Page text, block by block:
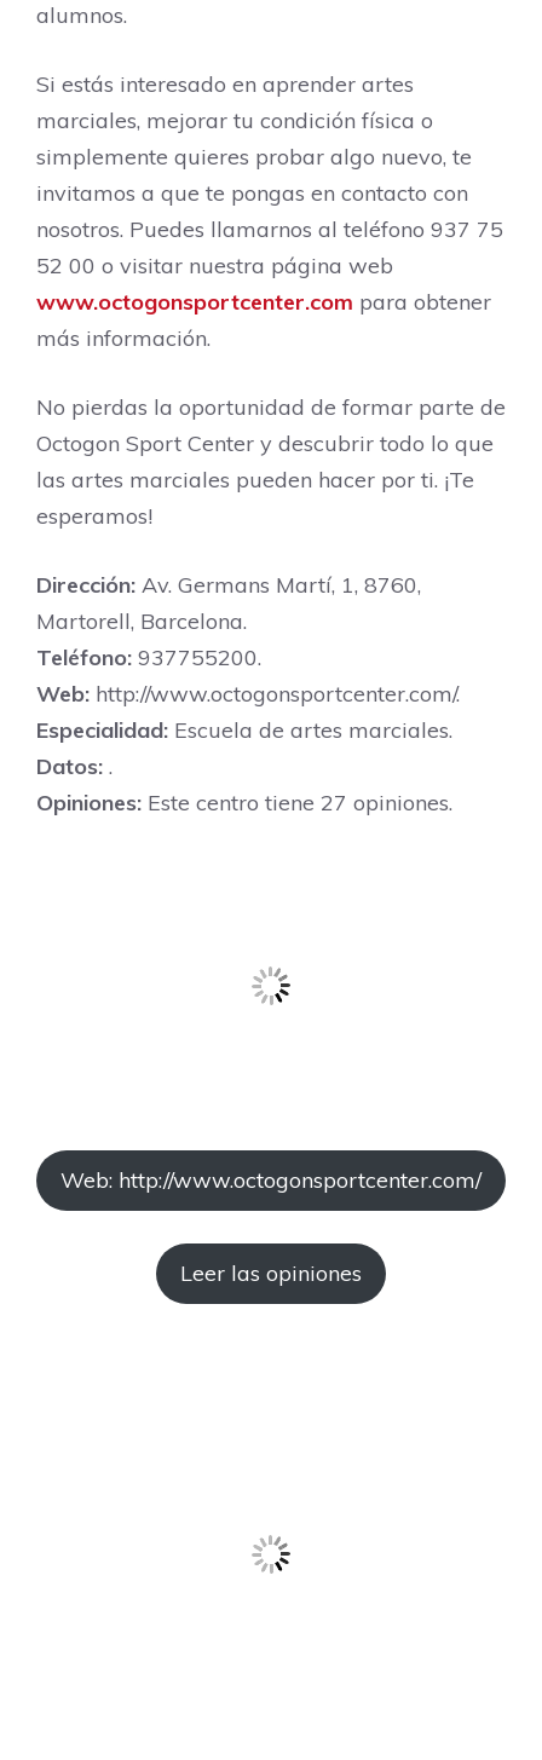
alumnos.
Si estás interesado en aprender artes
marciales, mejorar tu condición física o
simplemente quieres probar algo nuevo, te
invitamos a que te pongas en contacto con
nosotros. Puedes llamarnos al teléfono 937 75
52 00 o visitar nuestra página web
www.octogonsportcenter.com para obtener
más información.
No pierdas la oportunidad de formar parte de
Octogon Sport Center y descubrir todo lo que
las artes marciales pueden hacer por ti. ¡Te
esperamos!
Dirección: Av. Germans Martí, 1, 8760,
Martorell, Barcelona.
Teléfono: 937755200.
Web: http://www.octogonsportcenter.com/.
Especialidad: Escuela de artes marciales.
Datos: .
Opiniones: Este centro tiene 27 opiniones.
Web: http://www.octogonsportcenter.com/
Leer las opiniones